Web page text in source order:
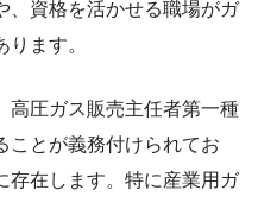
、資格を活かせる職場がガ
ます。
高圧ガス販売主任者第一種
ことが義務付けられてお
存在します。特に産業用ガ